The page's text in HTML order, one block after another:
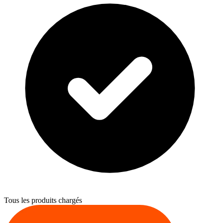
Tous les produits chargés